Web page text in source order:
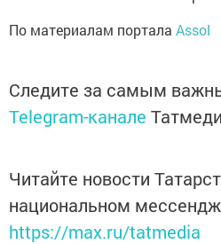
По материалам портала Assol
Следите за самым
Telegram-канале
Читайте новости
национальном
https://max.ru/tatmedia